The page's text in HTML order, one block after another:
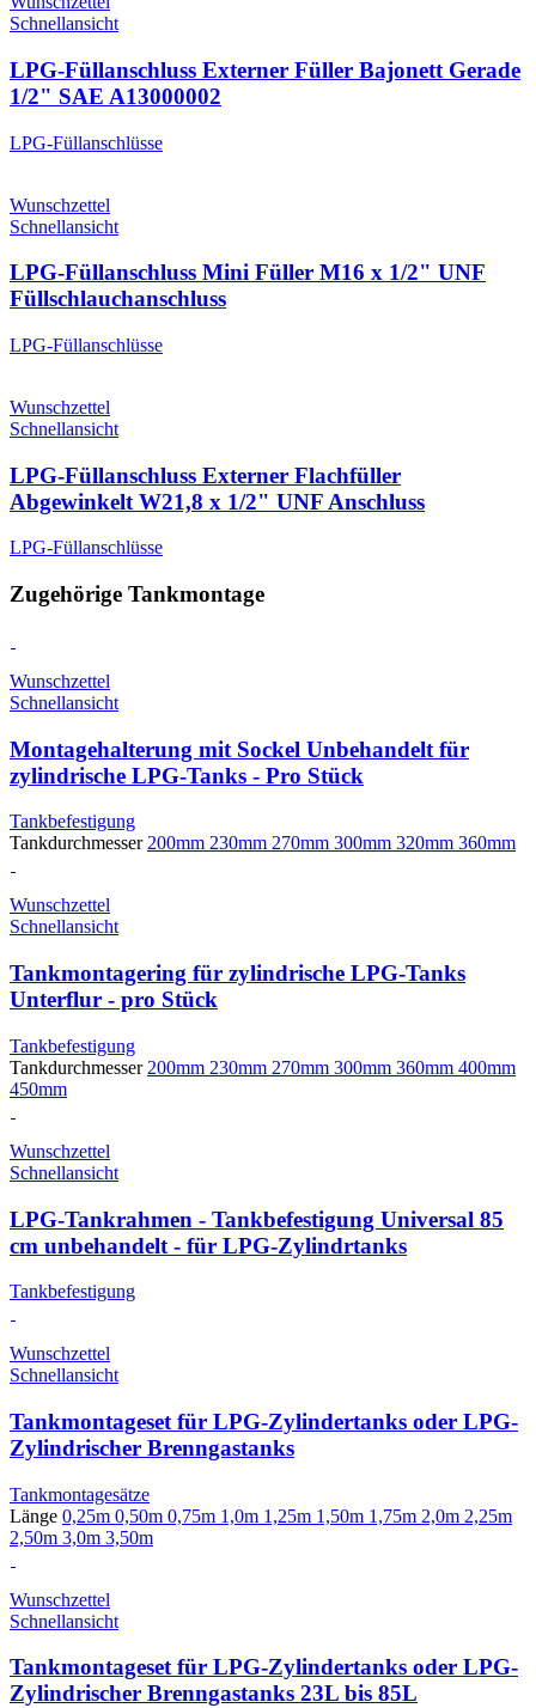
Schnellansicht
LPG-Füllanschluss Externer Füller Bajonett Gerade
1/2" SAE A13000002
LPG-Füllanschlüsse
Wunschzettel
Schnellansicht
LPG-Füllanschluss Mini Füller M16 x 1/2" UNF
Füllschlauchanschluss
LPG-Füllanschlüsse
Wunschzettel
Schnellansicht
LPG-Füllanschluss Externer Flachfüller
Abgewinkelt W21,8 x 1/2" UNF Anschluss
LPG-Füllanschlüsse
Zugehörige Tankmontage
Wunschzettel
Schnellansicht
Montagehalterung mit Sockel Unbehandelt für
zylindrische LPG-Tanks - Pro Stück
Tankbefestigung
Tankdurchmesser 200mm 230mm 270mm 300mm 320mm 360mm
Wunschzettel
Schnellansicht
Tankmontagering für zylindrische LPG-Tanks
Unterflur - pro Stück
Tankbefestigung
Tankdurchmesser 200mm 230mm 270mm 300mm 360mm 400mm
450mm
Wunschzettel
Schnellansicht
LPG-Tankrahmen - Tankbefestigung Universal 85
cm unbehandelt - für LPG-Zylindrtanks
Tankbefestigung
Wunschzettel
Schnellansicht
Tankmontageset für LPG-Zylindertanks oder LPG-
Zylindrischer Brenngastanks
Tankmontagesätze
Länge 0,25m 0,50m 0,75m 1,0m 1,25m 1,50m 1,75m 2,0m 2,25m
2,50m 3,0m 3,50m
Wunschzettel
Schnellansicht
Tankmontageset für LPG-Zylindertanks oder LPG-
Zylindrischer Brenngastanks 23L bis 85L